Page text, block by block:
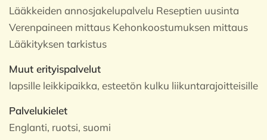
Lääkkeiden annosjakelupalvelu Reseptien uusinta
Verenpaineen mittaus Kehonkoostumuksen mittaus
Lääkityksen tarkistus
Muut erityispalvelut
lapsille leikkipaikka, esteetön kulku liikuntarajoitteisille
Palvelukielet
Englanti, ruotsi, suomi